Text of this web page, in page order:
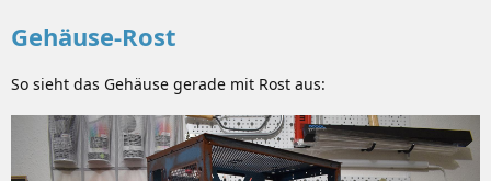
Gehäuse-Rost
So sieht das Gehäuse gerade mit Rost aus: